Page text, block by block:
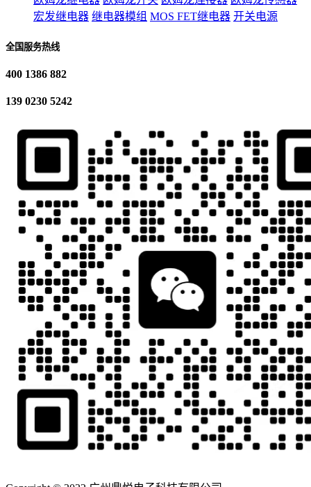
宏发继电器 继电器模组 MOS FET继电器 开关电源
全国服务热线
400 1386 882
139 0230 5242